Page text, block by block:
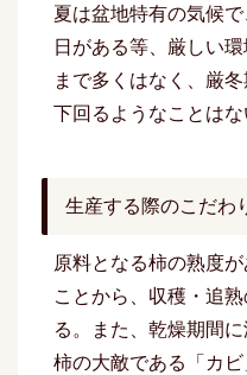
夏は盆地特有の気候
日がある等、厳しい
まで多くはなく、厳
下回るようなことはな
生産する際のこだわ
原料となる柿の熟度
ことから、収穫・追
る。また、乾燥期間
柿の大敵である「カ